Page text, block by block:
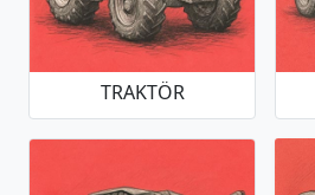
TRAKTÖR